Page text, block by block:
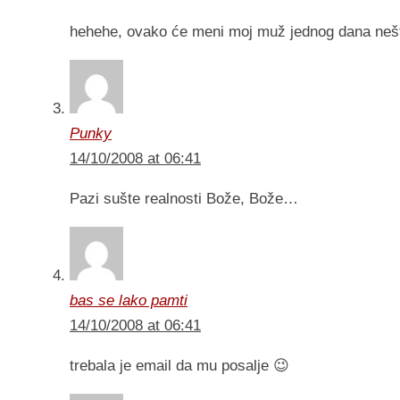
hehehe, ovako će meni moj muž jednog dana
Punky
14/10/2008 at 06:41
Pazi sušte realnosti Bože, Bože…
bas se lako pamti
14/10/2008 at 06:41
trebala je email da mu posalje 😉